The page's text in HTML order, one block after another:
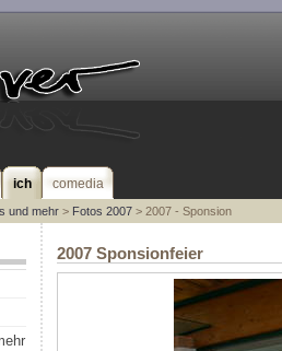
ich comedia
und mehr> Fotos 2007> 2007 - Sponsion
2007 Sponsionfeier